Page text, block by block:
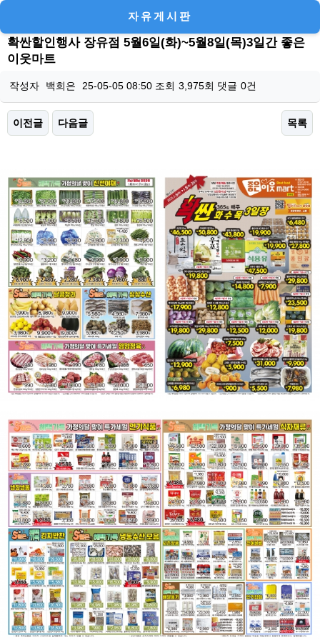
자유게시판
확싼할인행사 장유점 5월6일(화)~5월8일(목)3일간 좋은
이웃마트
작성자 백희은 25-05-05 08:50조회 3,975회 댓글 0건
이전글 다음글 목록
본문